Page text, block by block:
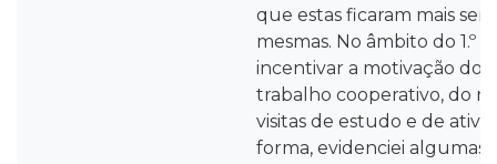
que estas ficaram mais
mesmas. No âmbito do 1.º
incentivar a motivação dos
trabalho cooperativo, do
visitas de estudo e de
forma, evidenciei algumas